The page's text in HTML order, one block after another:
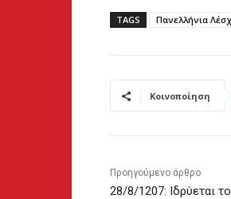
TAGS Πανελλήνια
Κοινοποίηση
Προηγούμενο άρθρο
28/8/1207: Ιδρύεται